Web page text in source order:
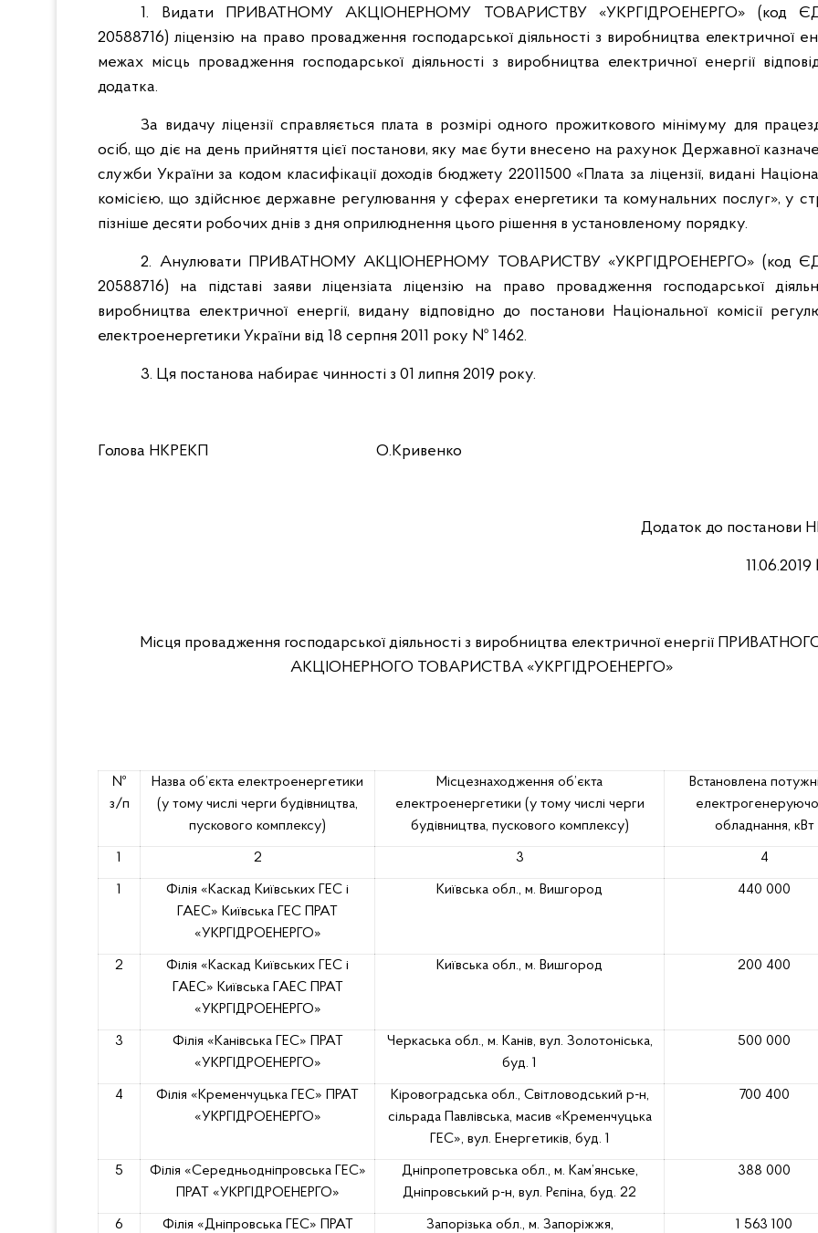
1. Видати ПРИВАТНОМУ АКЦІОНЕРНОМУ ТОВАРИСТВУ «УКРГІДРОЕНЕРГО» (код
20588716) ліцензію на право провадження господарської діяльності з виробництва електричної
межах місць провадження господарської діяльності з виробництва електричної енергії
додатка.
За видачу ліцензії справляється плата в розмірі одного прожиткового мінімуму для
осіб, що діє на день прийняття цієї постанови, яку має бути внесено на рахунок Державної
служби України за кодом класифікації доходів бюджету 22011500 «Плата за ліцензії, видані
комісією, що здійснює державне регулювання у сферах енергетики та комунальних послуг», у
пізніше десяти робочих днів з дня оприлюднення цього рішення в установленому порядку.
2. Анулювати ПРИВАТНОМУ АКЦІОНЕРНОМУ ТОВАРИСТВУ «УКРГІДРОЕНЕРГО» (код
20588716) на підставі заяви ліцензіата ліцензію на право провадження господарської
виробництва електричної енергії, видану відповідно до постанови Національної комісії
електроенергетики України від 18 серпня 2011 року № 1462.
3. Ця постанова набирає чинності з 01 липня 2019 року.
Голова НКРЕКП О.Кривенко
Додаток до постанови
Місця провадження господарської діяльності з виробництва електричної енергії
АКЦІОНЕРНОГО ТОВАРИСТВА «УКРГІДРОЕНЕРГО»
№
з/п
Назва об’єкта електроенергетики
(у тому числі черги будівництва,
пускового комплексу)
Місцезнаходження об’єкта
електроенергетики (у тому числі черги
будівництва, пускового комплексу)
Встановлена
обладнання, кВт
1 2 3 4
1
Філія «Каскад Київських ГЕС і
ГАЕС» Київська ГЕС ПРАТ
«УКРГІДРОЕНЕРГО»
Київська обл., м. Вишгород 440 000
2
Філія «Каскад Київських ГЕС і
ГАЕС» Київська ГАЕС ПРАТ
«УКРГІДРОЕНЕРГО»
Київська обл., м. Вишгород 200 400
3
Філія «Канівська ГЕС» ПРАТ
«УКРГІДРОЕНЕРГО»
Черкаська обл., м. Канів, вул. Золотоніська,
буд. 1
500 000
4
Філія «Кременчуцька ГЕС» ПРАТ
«УКРГІДРОЕНЕРГО»
Кіровоградська обл., Світловодський р-н,
сільрада Павлівська, масив «Кременчуцька
ГЕС», вул. Енергетиків, буд. 1
700 400
5
Філія «Середньодніпровська ГЕС»
ПРАТ «УКРГІДРОЕНЕРГО»
Дніпропетровська обл., м. Кам’янське,
Дніпровський р-н, вул. Рєпіна, буд. 22
388 000
6
Філія «Дніпровська ГЕС» ПРАТ
Запорізька обл., м. Запоріжжя,
1 563 100